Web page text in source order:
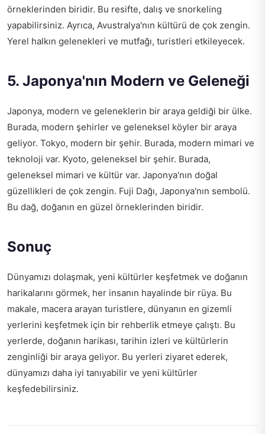
örneklerinden biridir. Bu resifte, dalış ve snorkeling
yapabilirsiniz. Ayrıca, Avustralya'nın kültürü de çok zengin.
Yerel halkın gelenekleri ve mutfağı, turistleri etkileyecek.
5. Japonya'nın Modern ve Geleneği
Japonya, modern ve geleneklerin bir araya geldiği bir ülke.
Burada, modern şehirler ve geleneksel köyler bir araya
geliyor. Tokyo, modern bir şehir. Burada, modern mimari ve
teknoloji var. Kyoto, geleneksel bir şehir. Burada,
geleneksel mimari ve kültür var. Japonya'nın doğal
güzellikleri de çok zengin. Fuji Dağı, Japonya'nın sembolü.
Bu dağ, doğanın en güzel örneklerinden biridir.
Sonuç
Dünyamızı dolaşmak, yeni kültürler keşfetmek ve doğanın
harikalarını görmek, her insanın hayalinde bir rüya. Bu
makale, macera arayan turistlere, dünyanın en gizemli
yerlerini keşfetmek için bir rehberlik etmeye çalıştı. Bu
yerlerde, doğanın harikası, tarihin izleri ve kültürlerin
zenginliği bir araya geliyor. Bu yerleri ziyaret ederek,
dünyamızı daha iyi tanıyabilir ve yeni kültürler
keşfedebilirsiniz.